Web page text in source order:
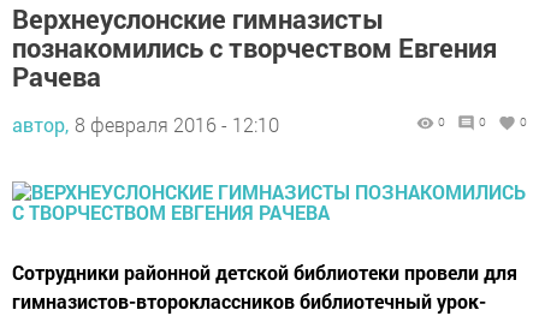
Верхнеуслонские гимназисты
познакомились с творчеством Евгения
Рачева
автор, 8 февраля 2016 - 12:10 0 0 0
Сотрудники районной детской библиотеки провели для
гимназистов-второклассников библиотечный урок-